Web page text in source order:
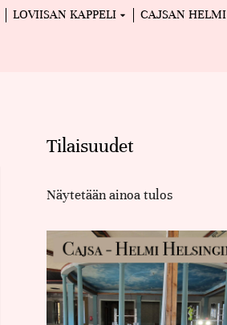
LOVIISAN KAPPELI CAJSAN HELMI
Tilaisuudet
Näytetään ainoa tulos